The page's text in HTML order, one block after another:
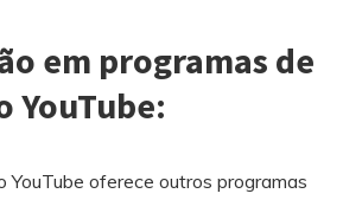
em programas de
YouTube:
YouTube oferece outros programas